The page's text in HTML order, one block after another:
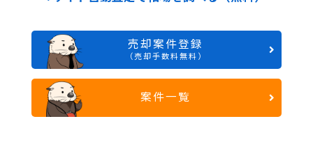
売却案件登録
（売却手数料無料）
案件一覧